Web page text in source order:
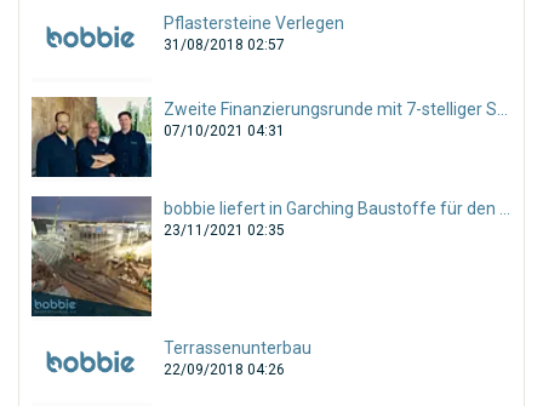
Pflastersteine Verlegen
31/08/2018 02:57
07/10/2021 04:31
23/11/2021 02:35
Terrassenunterbau
22/09/2018 04:26